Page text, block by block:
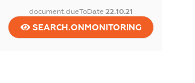
document.dueToDate22.10.21
SEARCH.ONMONITORING